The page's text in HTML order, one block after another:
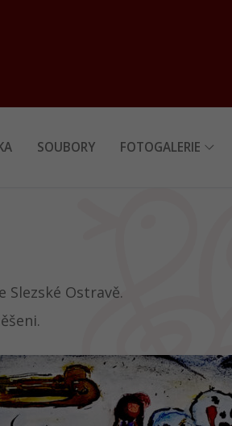
SOUBORY FOTOGALERIE
Slezské Ostravě.